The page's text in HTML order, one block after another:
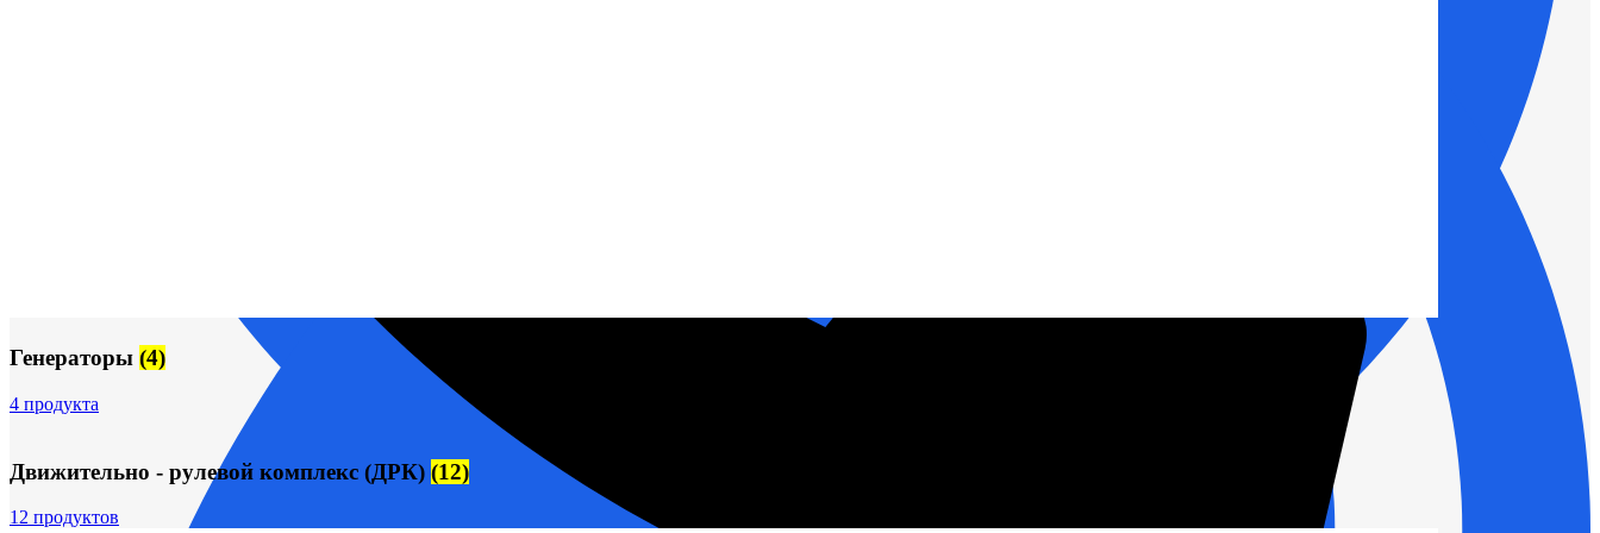
Генераторы (4)
4 продукта
Движительно - рулевой комплекс (ДРК) (12)
12 продуктов